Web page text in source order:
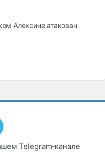
Алексине атакован
Telegram‑канале